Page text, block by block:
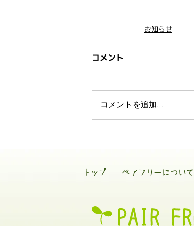
お知らせ
コメント
コメントを追加…
トップ ペアフリーについて